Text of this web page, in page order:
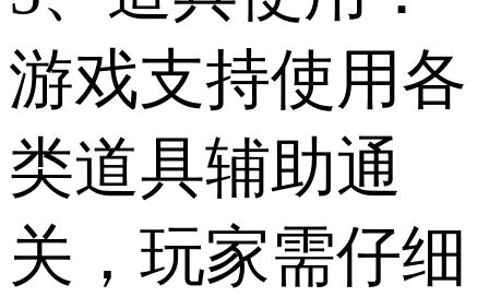
游戏支持使用各
类道具辅助通
关，玩家需仔细